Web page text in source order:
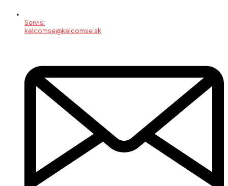
Servis:
kelcomse@kelcomse.sk